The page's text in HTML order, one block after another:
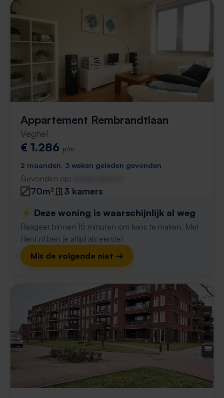
Appartement Rembrandtlaan
Veghel
€ 1.286 p/m
2 maanden, 3 weken geleden gevonden
Gevonden op:
70m²
3 kamers
⚡️ Deze woning is waarschijnlijk al weg
Reageer binnen 15 minuten om kans te maken. Met
Rent.nl ben je altijd als eerste!
Mis de volgende niet →